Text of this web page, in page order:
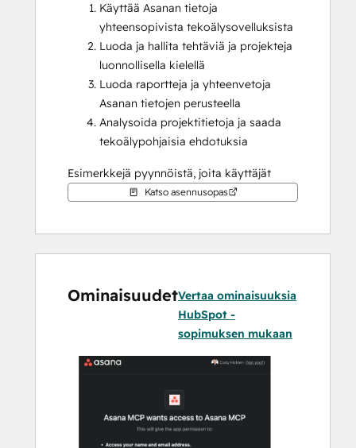
Käyttää Asanan tietoja
yhteensopivista tekoälysovelluksista
Luoda ja hallita tehtäviä ja projekteja
luonnollisella kielellä
Luoda raportteja ja yhteenvetoja
Asanan tietojen perusteella
Analysoida projektitietoja ja saada
tekoälypohjaisia ehdotuksia
Esimerkkejä pyynnöistä, joita käyttäjät
voivat tehdä Breeze Agents -sovelluksessa
”Etsi kaikki keskeneräiset tehtävät,
markkinointiprojektiin”
”Luettele kaikki Tuotteen lanseeraus -
”Näytä minulle Q2-
suunnitteluprojektin tila”
Katso asennusopas
OminaisuudetVertaa ominaisuuksia
HubSpot -
sopimuksen mukaan